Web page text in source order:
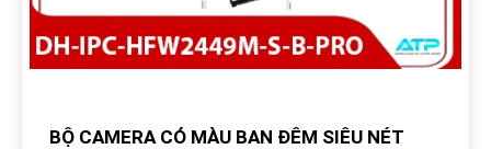
cho biết thêm chi tiết để được tư vấn cụ thể hơn.
BỘ CAMERA CÓ MÀU BAN ĐÊM SIÊU NÉT